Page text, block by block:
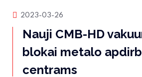
Produktų naujienos
2023-03-26
Nauji CMB-HD
blokai metalo
centrams